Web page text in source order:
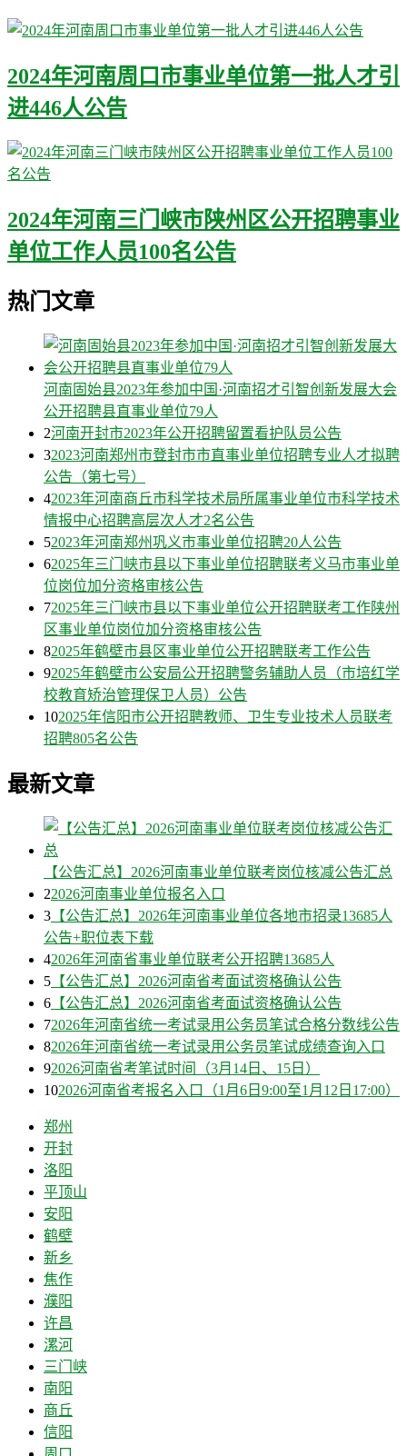
2024年河南周口市事业单位第一批人才引
进446人公告
2024年河南三门峡市陕州区公开招聘事业
单位工作人员100名公告
热门文章
河南固始县2023年参加中国·河南招才引智创新发展大会
公开招聘县直事业单位79人
2河南开封市2023年公开招聘留置看护队员公告
32023河南郑州市登封市市直事业单位招聘专业人才拟聘
公告（第七号）
42023年河南商丘市科学技术局所属事业单位市科学技术
情报中心招聘高层次人才2名公告
52023年河南郑州巩义市事业单位招聘20人公告
62025年三门峡市县以下事业单位招聘联考义马市事业单
位岗位加分资格审核公告
72025年三门峡市县以下事业单位公开招聘联考工作陕州
区事业单位岗位加分资格审核公告
82025年鹤壁市县区事业单位公开招聘联考工作公告
92025年鹤壁市公安局公开招聘警务辅助人员（市培红学
校教育矫治管理保卫人员）公告
102025年信阳市公开招聘教师、卫生专业技术人员联考
招聘805名公告
最新文章
【公告汇总】2026河南事业单位联考岗位核减公告汇总
22026河南事业单位报名入口
3 【公告汇总】2026年河南事业单位各地市招录13685人
公告+职位表下载
42026年河南省事业单位联考公开招聘13685人
5 【公告汇总】2026河南省考面试资格确认公告
6 【公告汇总】2026河南省考面试资格确认公告
72026年河南省统一考试录用公务员笔试合格分数线公告
82026年河南省统一考试录用公务员笔试成绩查询入口
92026河南省考笔试时间（3月14日、15日）
102026河南省考报名入口（1月6日9:00至1月12日17:00）
郑州
开封
洛阳
平顶山
安阳
鹤壁
新乡
焦作
濮阳
许昌
漯河
三门峡
南阳
商丘
信阳